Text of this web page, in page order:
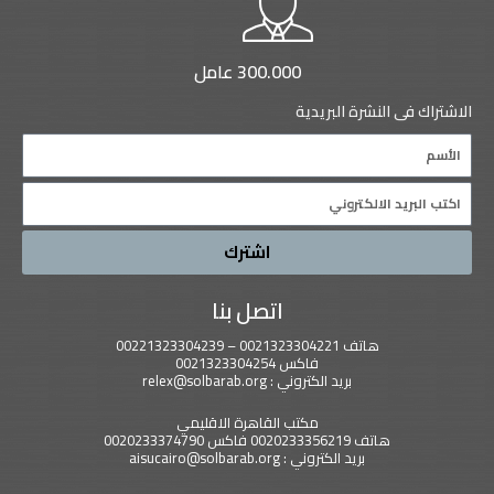
300.000 عامل
الاشتراك فى النشرة البريدية
Name
Email
اشترك
اتصل بنا
هاتف 0021323304221 – 00221323304239
فاكس 0021323304254
بريد الكتروني : relex@solbarab.org
مكتب القاهرة الاقليمي
هاتف 0020233356219 فاكس 0020233374790
بريد الكتروني : aisucairo@solbarab.org